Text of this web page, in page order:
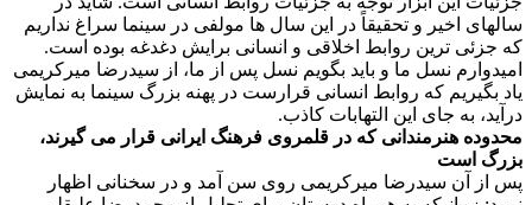
سالهای اخیر و تحقیقاً در این سال ها مولفی در سینما سراغ نداریم
که جزئی ترین روابط اخلاقی و انسانی برایش دغدغه بوده است.
امیدوارم نسل ما و باید بگویم نسل پس از ما، از سیدرضا میرکریمی
یاد بگیریم که روابط انسانی قرارست در پهنه بزرگ سینما به نمایش
درآید، به جای این التهابات کاذب.
محدوده هنرمندانی که در قلمروی فرهنگ ایرانی قرار می گیرند،
بزرگ است
پس از آن سیدرضا میرکریمی روی سن آمد و در سخنانی اظهار